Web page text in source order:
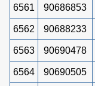
6561 90686853
6562 90688233
6563 90690478
6564 90690505